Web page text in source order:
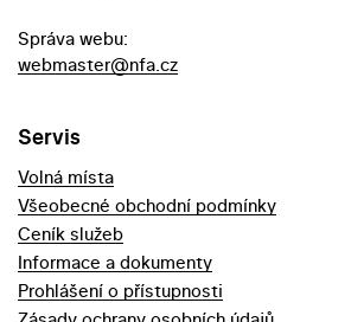
Správa webu:
webmaster@nfa.cz
Servis
Volná místa
Všeobecné obchodní podmínky
Ceník služeb
Informace a dokumenty
Prohlášení o přístupnosti